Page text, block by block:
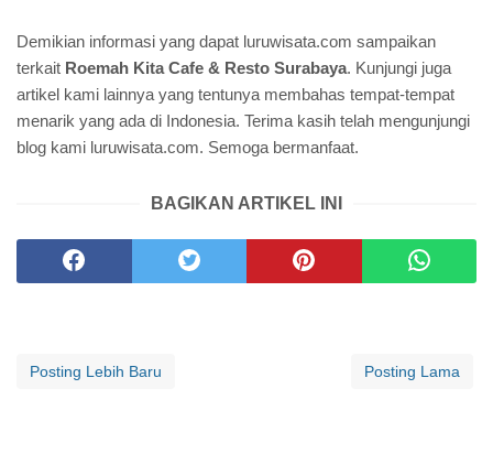
Demikian informasi yang dapat luruwisata.com sampaikan
terkait Roemah Kita Cafe & Resto Surabaya. Kunjungi juga
artikel kami lainnya yang tentunya membahas tempat-tempat
menarik yang ada di Indonesia. Terima kasih telah mengunjungi
blog kami luruwisata.com. Semoga bermanfaat.
BAGIKAN ARTIKEL INI
Posting Lebih Baru Posting Lama